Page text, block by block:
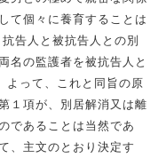
て個々に養育することは
告人と被抗告人との別
名の監護者を被抗告人と
て、これと同旨の原
１項が、別居解消又は離
であることは当然であ
、主文のとおり決定す